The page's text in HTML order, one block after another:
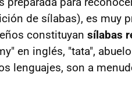
de sílabas), es muy
constituyan sílabas
en inglés, "tata",
lenguajes, son a